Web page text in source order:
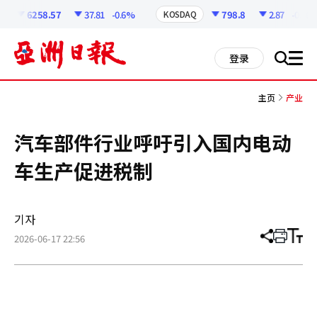
6258.57 37.81 -0.6% KOSDAQ 798.8 2.87
登录 搜 all
主页 产业
汽车部件行业呼吁引入国内电动
车生产促进税制
기자
2026-06-17 22:56 分
章
打 调
小